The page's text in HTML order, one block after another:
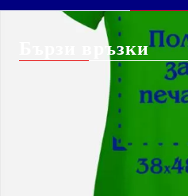
Бързи връзки
Чести Въпроси
Регистрация